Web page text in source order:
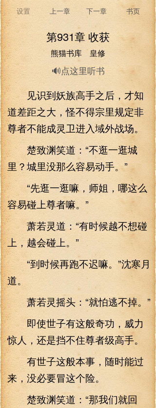
设置 上一章 下一章 书页
第931章 收获
熊猫书库 皇修
🔊点这里听书
见识到妖族高手之后，才知
道差距之大，怪不得宗里规定非
尊者不能成灵卫进入域外战场。
楚致渊笑道：“不逛一逛城
里？城里没那么容易动手。”
“先逛一逛嘛，师姐，哪这么
容易碰上尊者嘛。”
萧若灵道：“有时候越不想碰
上，越会碰上。”
“到时候再跑不迟嘛。”沈寒月
道。
萧若灵摇头：“就怕逃不掉。”
即使世子有这般奇功，威力
惊人，还是挡不住尊者级高手。
有世子这般本事，随时能过
来，没必要冒这个险。
楚致渊笑道：“那我们就回